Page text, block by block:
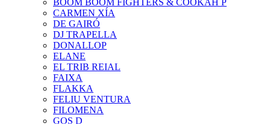
BOOM BOOM FIGHTERS & COOKAH P
CARMEN XÍA
DE GAIRÓ
DJ TRAPELLA
DONALLOP
ELANE
EL TRIB REIAL
FAIXA
FLAKKA
FELIU VENTURA
FILOMENA
GOS D